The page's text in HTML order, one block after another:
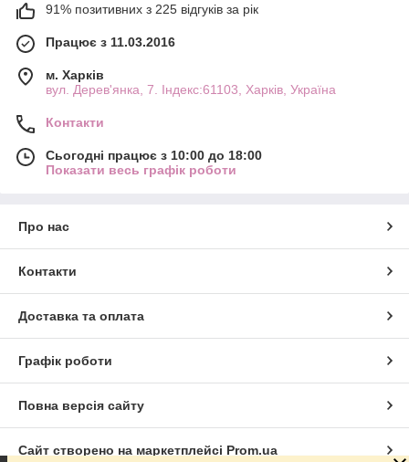
91% позитивних з 225 відгуків за рік
Працює з 11.03.2016
м. Харків
вул. Дерев'янка, 7. Індекс:61103, Харків, Україна
Контакти
Сьогодні працює з 10:00 до 18:00
Показати весь графік роботи
Про нас
Контакти
Доставка та оплата
Графік роботи
Повна версія сайту
Сайт створено на маркетплейсі Prom.ua